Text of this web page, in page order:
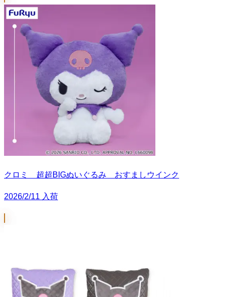
クロミ 超超BIGぬいぐるみ おすましウインク
2026/2/11 入荷